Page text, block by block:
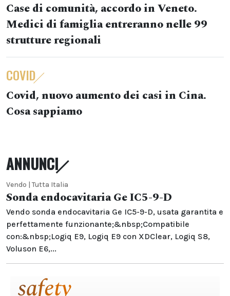
Case di comunità, accordo in Veneto.
Medici di famiglia entreranno nelle 99
strutture regionali
COVID
Covid, nuovo aumento dei casi in Cina.
Cosa sappiamo
ANNUNCI
Vendo | Tutta Italia
Sonda endocavitaria Ge IC5-9-D
Vendo sonda endocavitaria Ge IC5-9-D, usata garantita e
perfettamente funzionante;&nbsp;Compatibile
con:&nbsp;Logiq E9, Logiq E9 con XDClear, Logiq S8,
Voluson E6,...